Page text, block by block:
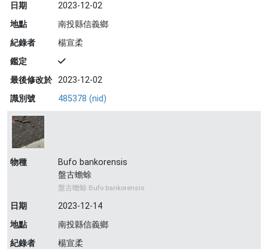
日期
2023-12-02
地點
南投縣信義鄉
紀錄者
楊宣柔
鑑定
最後修改於 2023-12-02
識別號
485378 (nid)
物種
Bufo bankorensis
盤古蟾蜍
盤古蟾蜍 Bufo bankorensis
日期
2023-12-14
地點
南投縣信義鄉
紀錄者
楊宣柔